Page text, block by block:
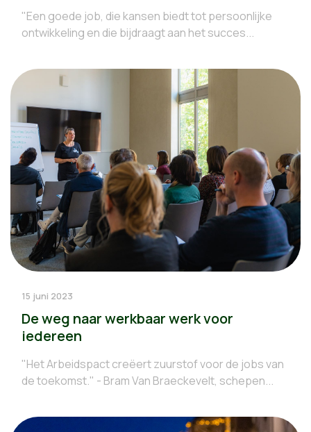
"Een goede job, die kansen biedt tot persoonlijke
ontwikkeling en die bijdraagt aan het succes...
15 juni 2023
De weg naar werkbaar werk voor
iedereen
"Het Arbeidspact creëert zuurstof voor de jobs van
de toekomst." - Bram Van Braeckevelt, schepen...